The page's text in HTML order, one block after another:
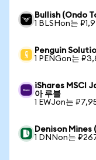
Bullish (Ondo
1 BLSHon는
Penguin
1 PENGon는
iShares MSCI
아 루블
1 EWJon는
Denison Mines
1 DNNon는